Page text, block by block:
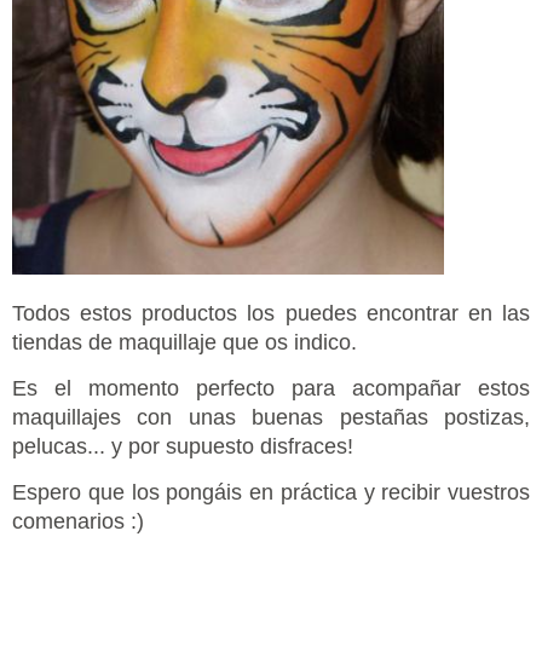
Todos estos productos los puedes encontrar en las
tiendas de maquillaje que os indico.
Es el momento perfecto para acompañar estos
maquillajes con unas buenas pestañas postizas,
pelucas... y por supuesto disfraces!
Espero que los pongáis en práctica y recibir vuestros
comenarios :)